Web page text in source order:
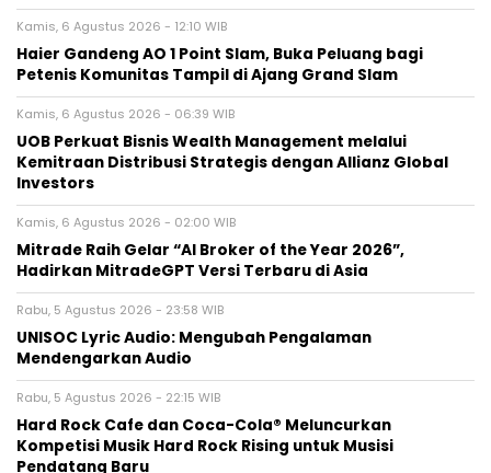
Kamis, 6 Agustus 2026 - 12:10 WIB
Haier Gandeng AO 1 Point Slam, Buka Peluang bagi
Petenis Komunitas Tampil di Ajang Grand Slam
Kamis, 6 Agustus 2026 - 06:39 WIB
UOB Perkuat Bisnis Wealth Management melalui
Kemitraan Distribusi Strategis dengan Allianz Global
Investors
Kamis, 6 Agustus 2026 - 02:00 WIB
Mitrade Raih Gelar “AI Broker of the Year 2026”,
Hadirkan MitradeGPT Versi Terbaru di Asia
Rabu, 5 Agustus 2026 - 23:58 WIB
UNISOC Lyric Audio: Mengubah Pengalaman
Mendengarkan Audio
Rabu, 5 Agustus 2026 - 22:15 WIB
Hard Rock Cafe dan Coca-Cola® Meluncurkan
Kompetisi Musik Hard Rock Rising untuk Musisi
Pendatang Baru